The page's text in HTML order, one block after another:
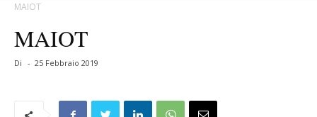
MAIOT
MAIOT
Di - 25 Febbraio 2019